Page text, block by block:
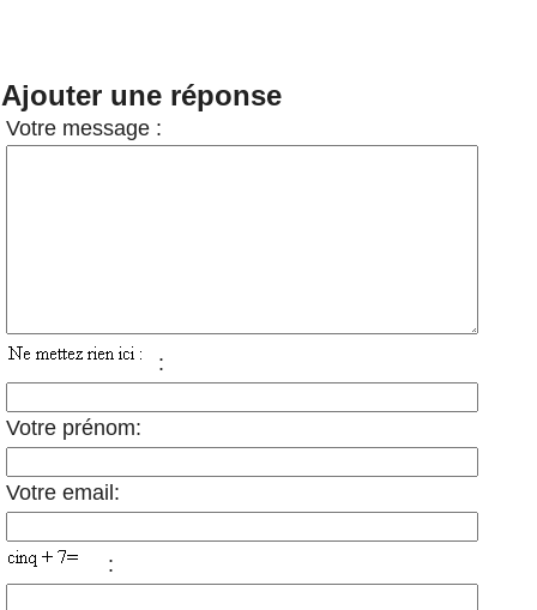
Ajouter une réponse
Votre message :
:
Votre prénom:
Votre email:
: